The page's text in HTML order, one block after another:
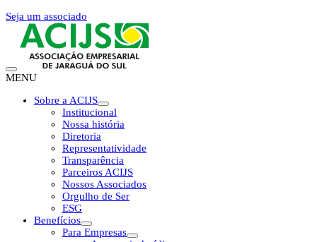
Seja um associado
MENU
Sobre a ACIJS
Institucional
Nossa história
Diretoria
Representatividade
Transparência
Parceiros ACIJS
Nossos Associados
Orgulho de Ser
ESG
Benefícios
Para Empresas